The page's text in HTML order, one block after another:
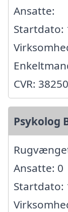
Ansatte:
Startdato:
CVR:
Psykolog
Ansatte: 0
Startdato: